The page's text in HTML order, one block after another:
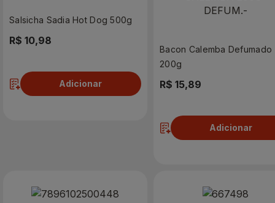
Salsicha Sadia Hot Dog 500g
R$ 10,98
Adicionar
Bacon Calemba Defumado
200g
R$ 15,89
Adicionar